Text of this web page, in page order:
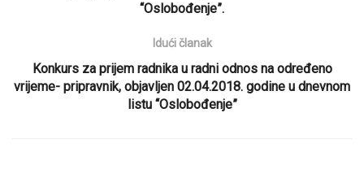
“Oslobođenje”.
Idući članak
Konkurs za prijem radnika u radni odnos na određeno
vrijeme- pripravnik, objavljen 02.04.2018. godine u dnevnom
listu “Oslobođenje”